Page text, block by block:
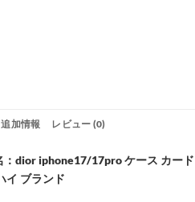
追加情報 レビュー (0)
：dior iphone17/17pro ケース カー
イ ブランド